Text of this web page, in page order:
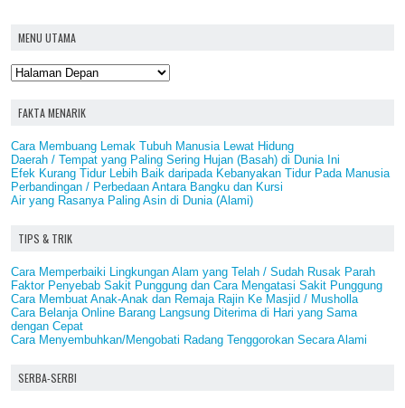
MENU UTAMA
FAKTA MENARIK
Cara Membuang Lemak Tubuh Manusia Lewat Hidung
Daerah / Tempat yang Paling Sering Hujan (Basah) di Dunia Ini
Efek Kurang Tidur Lebih Baik daripada Kebanyakan Tidur Pada Manusia
Perbandingan / Perbedaan Antara Bangku dan Kursi
Air yang Rasanya Paling Asin di Dunia (Alami)
TIPS & TRIK
Cara Memperbaiki Lingkungan Alam yang Telah / Sudah Rusak Parah
Faktor Penyebab Sakit Punggung dan Cara Mengatasi Sakit Punggung
Cara Membuat Anak-Anak dan Remaja Rajin Ke Masjid / Musholla
Cara Belanja Online Barang Langsung Diterima di Hari yang Sama
dengan Cepat
Cara Menyembuhkan/Mengobati Radang Tenggorokan Secara Alami
SERBA-SERBI